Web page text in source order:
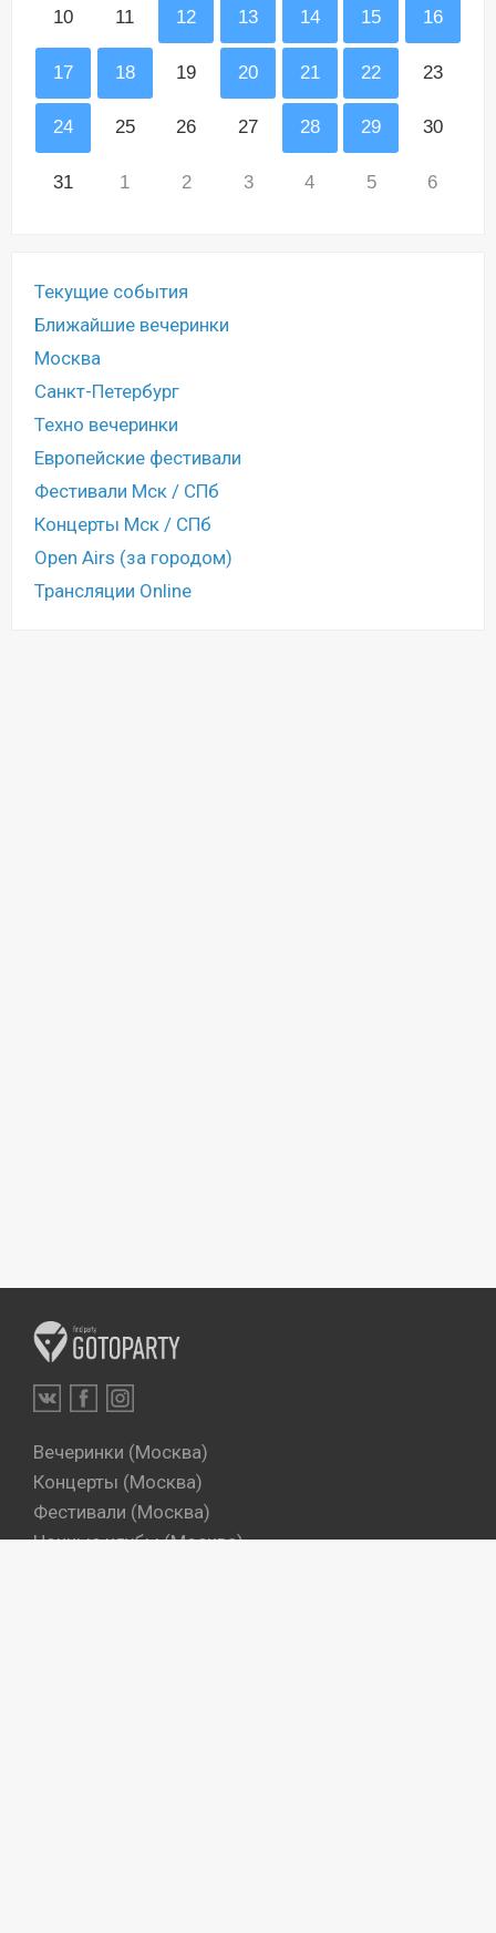
10 11 12 13 14 15 16
17 18 19 20 21 22 23
24 25 26 27 28 29 30
31 1 2 3 4 5 6
Текущие события
Ближайшие вечеринки
Москва
Санкт-Петербург
Техно вечеринки
Европейские фестивали
Фестивали Мск / СПб
Концерты Мск / СПб
Open Airs (за городом)
Трансляции Online
Вечеринки (Москва)
Концерты (Москва)
Фестивали (Москва)
Ночные клубы (Москва)